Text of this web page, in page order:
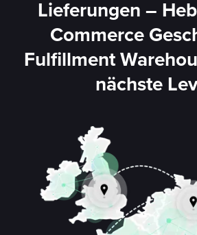
Lieferungen –
Commerce
Fulfillment
nächste